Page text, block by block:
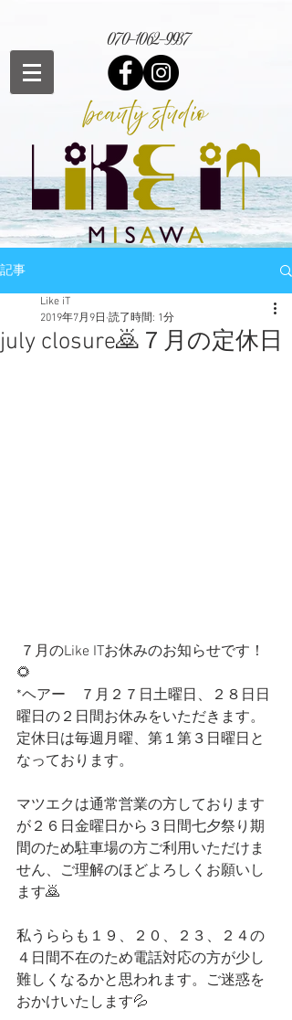
070-1062-9937
記事
july closure🙇７月の定休日
Like iT
2019年7月9日 読了時間: 1分
🌻
*ヘアー　７月２７日土曜日、２８日日
曜日の２日間お休みをいただきます。
定休日は毎週月曜、第１第３日曜日と
なっております。
マツエクは通常営業の方しております
が２６日金曜日から３日間七夕祭り期
間のため駐車場の方ご利用いただけま
せん、ご理解のほどよろしくお願いし
ます🙇
私うららも１９、２０、２３、２４の
４日間不在のため電話対応の方が少し
難しくなるかと思われます。ご迷惑を
おかけいたします💦